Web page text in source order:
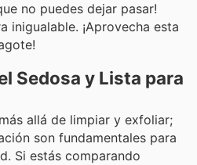
no puedes dejar pasar!
inigualable. ¡Aprovecha esta
Sedosa y Lista para
allá de limpiar y exfoliar;
son fundamentales para
Si estás comparando